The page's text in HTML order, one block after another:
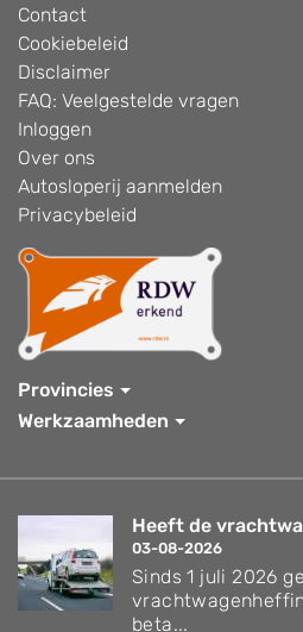
Contact
Cookiebeleid
Disclaimer
FAQ: Veelgestelde vragen
Inloggen
Over ons
Autosloperij aanmelden
Privacybeleid
Provincies
Werkzaamheden
Heeft de
03-08-2026
Sinds 1 juli 2026
beta...